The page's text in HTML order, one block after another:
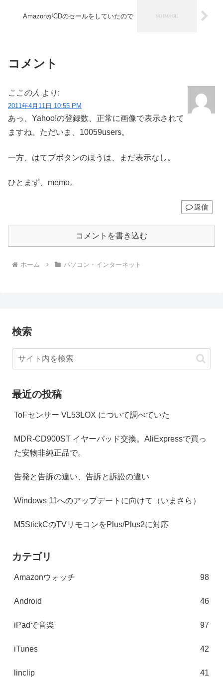
AmazonがCDのセールをしていたので
コメント
ここの人 より:
2011年4月11日 10:55 PM
あっ、Yahoo!の登録数、正常に画像で表示されて
ますね。ただいま、10059users。
一方、はてブボタンのほうは、まだ表示なし。
ひとまず、memo。
返信
コメントを書き込む
ホーム パソコン・インターネット
検索
最近の投稿
ToFセンサー VL53LOX について調べていた
MDR-CD900ST イヤーパッド交換。AliExpressで買っ
た安物非純正品で。
告発と告訴の違い、告訴と訴訟の違い
Windows 11へのアップデートに向けて（いまさら）
M5StickCのTVリモコンをPlus/Plus2に対応
カテゴリ
Amazonウォッチ 98
Android 46
iPadで音楽 97
iTunes 42
linclip 41